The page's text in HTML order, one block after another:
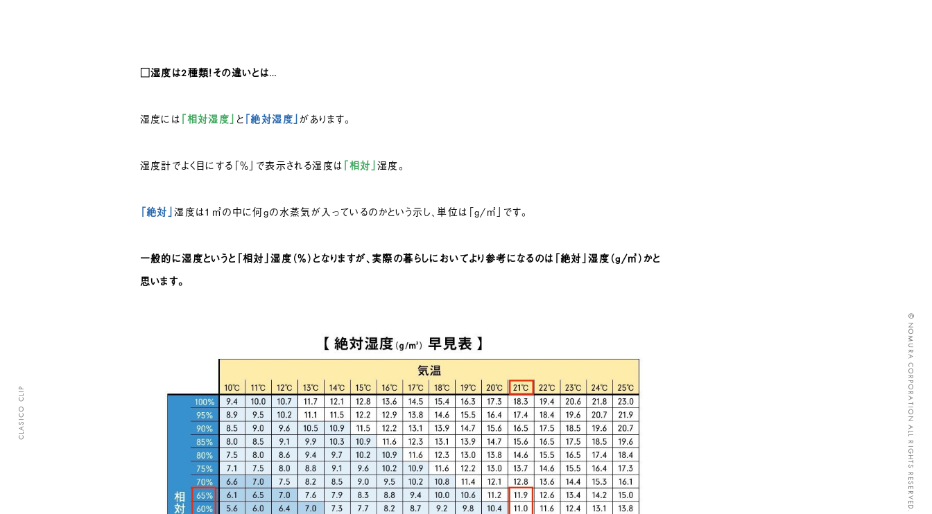
□湿度は2種類！その違いとは…
湿度には 「相対湿度」 と 「絶対湿度」があります。
湿度計でよく目にする「％」で表示される湿度は 「相対」湿度。
「絶対」湿度は１㎥の中に何gの水蒸気が入っているのかという示し、単位は「g/㎥」です。
一般的に湿度というと「相対」湿度（％）となりますが、実際の暮らしにおいてより参考になるのは「絶対」湿度（g/㎥）かと
思います。
CLASICO CLIP © NOMURA CORPORATION ALL RIGHTS RESERVED.